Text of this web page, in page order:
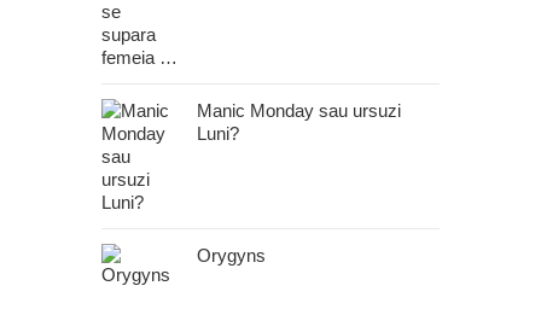
Manic Monday sau ursuzi
Luni?
Orygyns